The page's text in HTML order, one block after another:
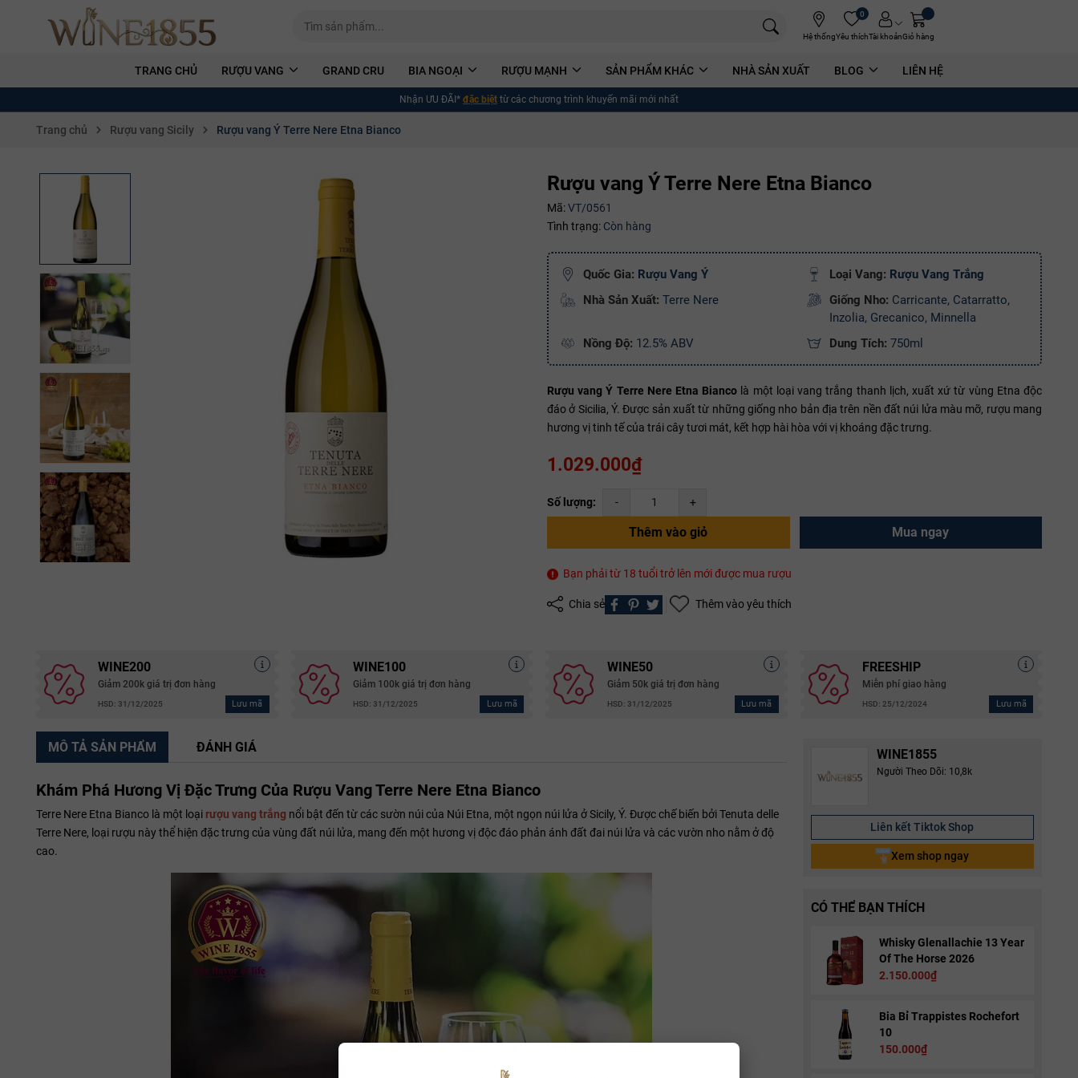
Hệ thống
0
Yêu thíchTài khoảnGiỏ hàng
TRANG CHỦ RƯỢU VANG GRAND CRU BIA NGOẠI RƯỢU MẠNH SẢN PHẨM KHÁC NHÀ SẢN XUẤT BLOG LIÊN HỆ
Nhận ƯU ĐÃI* đặc biệt từ các chương trình khuyến mãi mới nhất
Trang chủ Rượu vang Sicily Rượu vang Ý Terre Nere Etna Bianco
Rượu vang Ý Terre Nere Etna Bianco
Mã:VT/0561
Tình trạng: Còn hàng
Quốc Gia: Rượu Vang Ý Loại Vang: Rượu Vang Trắng
Nhà Sản Xuất: Terre Nere Giống Nho: Carricante, Catarratto,
Inzolia, Grecanico, Minnella
Nồng Độ: 12.5% ABV Dung Tích: 750ml
Rượu vang Ý Terre Nere Etna Bianco là một loại vang trắng thanh lịch, xuất xứ từ vùng Etna độc
đáo ở Sicilia, Ý. Được sản xuất từ những giống nho bản địa trên nền đất núi lửa màu mỡ, rượu mang
hương vị tinh tế của trái cây tươi mát, kết hợp hài hòa với vị khoáng đặc trưng.
1.029.000₫
Số lượng: - +
Thêm vào giỏ Mua ngay
Bạn phải từ 18 tuổi trở lên mới được mua rượu
Chia sẻ Thêm vào yêu thích
WINE200
Giảm 200k giá trị đơn hàng
HSD: 31/12/2025 Lưu mã
WINE100
Giảm 100k giá trị đơn hàng
HSD: 31/12/2025 Lưu mã
WINE50
Giảm 50k giá trị đơn hàng
HSD: 31/12/2025 Lưu mã
FREESHIP
Miễn phí giao hàng
HSD: 25/12/2024 Lưu mã
Mã giảm giá:
WINE1855
Người Theo Dõi: 10,8k
Liên kết Tiktok Shop
Xem shop ngay
CÓ THỂ BẠN THÍCH
Whisky Glenallachie 13 Year
Of The Horse 2026
2.150.000₫
Bia Bỉ Trappistes Rochefort
10
150.000₫
MÔ TẢ SẢN PHẨM ĐÁNH GIÁ
Khám Phá Hương Vị Đặc Trưng Của Rượu Vang Terre Nere Etna Bianco
Terre Nere Etna Bianco là một loại rượu vang trắng nổi bật đến từ các sườn núi của Núi Etna, một ngọn núi lửa ở Sicily, Ý. Được chế biến bởi Tenuta delle
Terre Nere, loại rượu này thể hiện đặc trưng của vùng đất núi lửa, mang đến một hương vị độc đáo phản ánh đất đai núi lửa và các vườn nho nằm ở độ
cao.